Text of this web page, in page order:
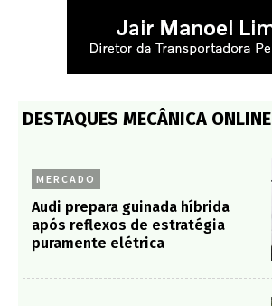
DESTAQUES MECÂNICA ONLINE
MERCADO
Audi prepara guinada híbrida
após reflexos de estratégia
puramente elétrica